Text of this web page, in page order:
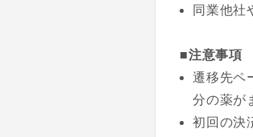
同業他社
■注意事項
遷移先ペ
分の薬が
初回の決